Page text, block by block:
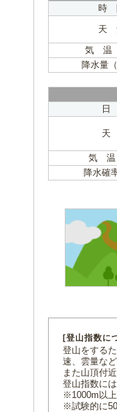
時
天
気 温
降水量（
日
天
気 温
降水確
[登山指数に
登山をする
速、雲量な
また山頂付
登山指数に
※1000m以上
※試験的に